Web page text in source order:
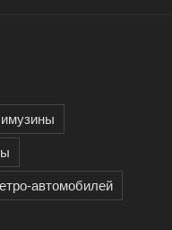
автомобилей